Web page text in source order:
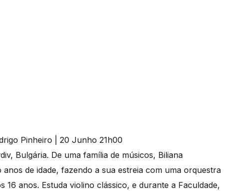
Bulgária. De uma família de músicos, Biliana
de idade, fazendo a sua estreia com uma orquestra
anos. Estuda violino clássico, e durante a Faculdade,